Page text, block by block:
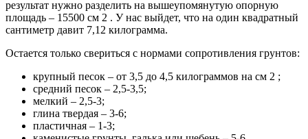
результат нужно разделить на вышеупомянутую опорную
площадь – 15500 см 2 . У нас выйдет, что на один квадратный
сантиметр давит 7,12 килограмма.
Остается только свериться с нормами сопротивления грунтов:
крупный песок – от 3,5 до 4,5 килограммов на см 2 ;
средний песок – 2,5-3,5;
мелкий – 2,5-3;
глина твердая – 3-6;
пластичная – 1-3;